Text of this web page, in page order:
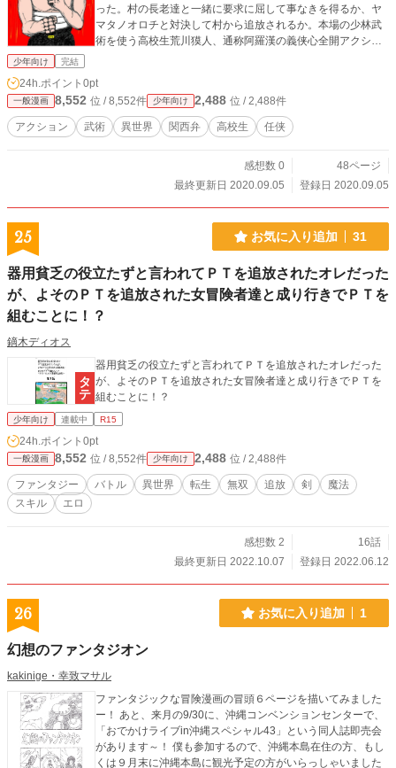
った。村の長老達と一緒に要求に屈して事なきを得るか、ヤ
マタノオロチと対決して村から追放されるか。本場の少林武
術を使う高校生荒川獏人、通称阿羅漢の義侠心全開アクショ
少年向け 完結
24h.ポイント 0pt
一般漫画 8,552 位 / 8,552件 少年向け 2,488 位 / 2,488件
アクション 武術 異世界 関西弁 高校生 任侠
感想数 0
48ページ
最終更新日 2020.09.05
登録日 2020.09.05
25 お気に入り追加 31
器用貧乏の役立たずと言われてＰＴを追放されたオレだった
が、よそのＰＴを追放された女冒険者達と成り行きでＰＴを
組むことに！？
鏑木ディオス
器用貧乏の役立たずと言われてＰＴを追放されたオレだった
が、よそのＰＴを追放された女冒険者達と成り行きでＰＴを
組むことに！？
少年向け 連載中 R15
24h.ポイント 0pt
一般漫画 8,552 位 / 8,552件 少年向け 2,488 位 / 2,488件
ファンタジー バトル 異世界 転生 無双 追放 剣
魔法
スキル
エロ
感想数 2
16話
最終更新日 2022.10.07
登録日 2022.06.12
26 お気に入り追加 1
幻想のファンタジオン
kakinige・幸致マサル
ファンタジックな冒険漫画の冒頭６ページを描いてみました
ー！ あと、来月の9/30に、沖縄コンベンションセンターで、
「おでかけライブin沖縄スペシャル43」という同人誌即売会
があります～！ 僕も参加するので、沖縄本島在住の方、もし
くは９月末に沖縄本島に観光予定の方がいらっしゃいました